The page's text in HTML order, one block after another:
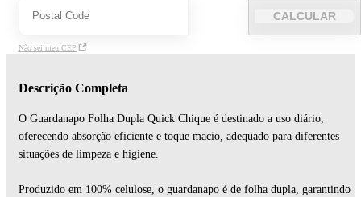
CALCULAR
Não sei meu CEP
Descrição Completa
O Guardanapo Folha Dupla Quick Chique é destinado a uso diário,
oferecendo absorção eficiente e toque macio, adequado para diferentes
situações de limpeza e higiene.
Produzido em 100% celulose, o guardanapo é de folha dupla, garantindo